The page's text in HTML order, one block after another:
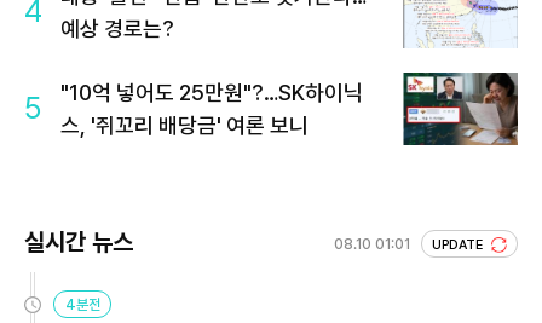
4
예상 경로는?
5
"10억 넣어도 25만원"?…SK하이닉
스, '쥐꼬리 배당금' 여론 보니
실시간 뉴스 08.10 01:01 UPDATE
4분전